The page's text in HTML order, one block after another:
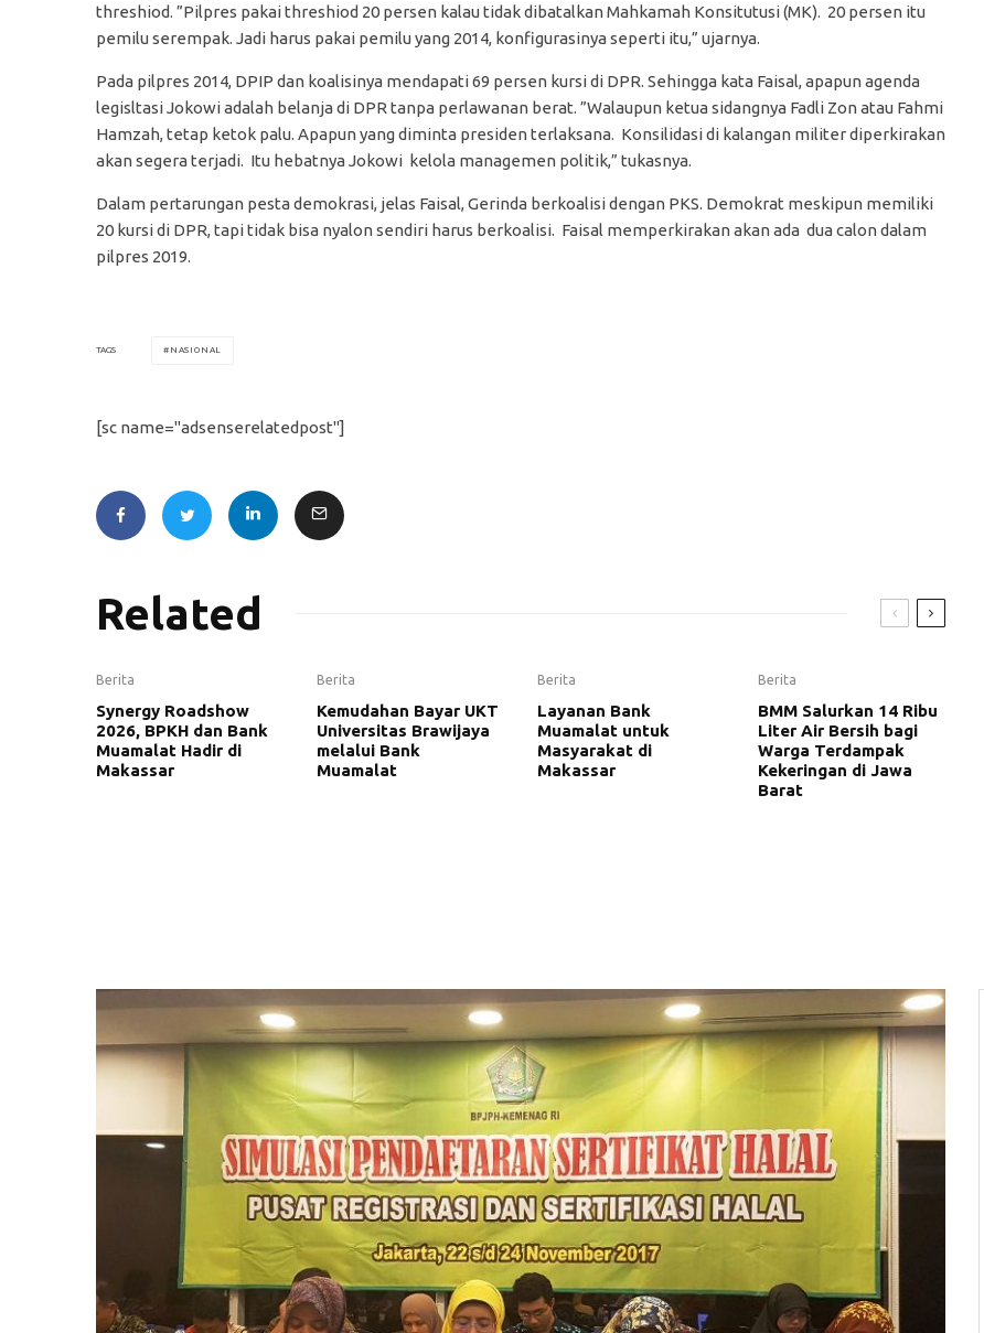
threshiod. ”Pilpres pakai threshiod 20 persen kalau tidak dibatalkan Mahkamah Konsitutusi (MK). 20 persen itu
pemilu serempak. Jadi harus pakai pemilu yang 2014, konfigurasinya seperti itu,” ujarnya.
Pada pilpres 2014, DPIP dan koalisinya mendapati 69 persen kursi di DPR. Sehingga kata Faisal, apapun agenda
legisltasi Jokowi adalah belanja di DPR tanpa perlawanan berat. ”Walaupun ketua sidangnya Fadli Zon atau Fahmi
Hamzah, tetap ketok palu. Apapun yang diminta presiden terlaksana. Konsilidasi di kalangan militer diperkirakan
akan segera terjadi. Itu hebatnya Jokowi kelola managemen politik,” tukasnya.
Dalam pertarungan pesta demokrasi, jelas Faisal, Gerinda berkoalisi dengan PKS. Demokrat meskipun memiliki
20 kursi di DPR, tapi tidak bisa nyalon sendiri harus berkoalisi. Faisal memperkirakan akan ada dua calon dalam
pilpres 2019.
TAGS NASIONAL
[sc name="adsenserelatedpost"]
Related
Berita
Synergy Roadshow
2026, BPKH dan Bank
Muamalat Hadir di
Makassar
Berita
Kemudahan Bayar UKT
Universitas Brawijaya
melalui Bank
Muamalat
Berita
Layanan Bank
Muamalat untuk
Masyarakat di
Makassar
Berita
BMM Salurkan 14 Ribu
Liter Air Bersih bagi
Warga Terdampak
Kekeringan di Jawa
Barat